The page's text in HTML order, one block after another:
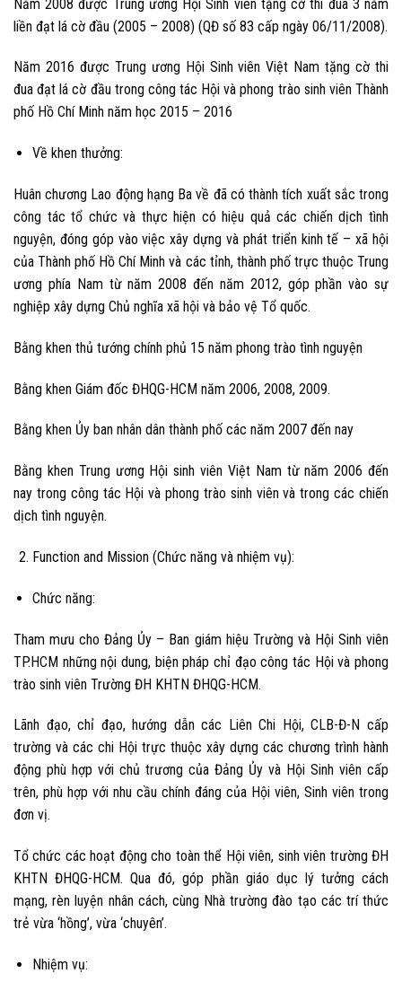
Năm 2008 được Trung ương Hội Sinh viên tặng cờ thi đua 3 năm
liền đạt lá cờ đầu (2005 – 2008) (QĐ số 83 cấp ngày 06/11/2008).
Năm 2016 được Trung ương Hội Sinh viên Việt Nam tặng cờ thi
đua đạt lá cờ đầu trong công tác Hội và phong trào sinh viên Thành
phố Hồ Chí Minh năm học 2015 – 2016
Về khen thưởng:
Huân chương Lao động hạng Ba về đã có thành tích xuất sắc trong
công tác tổ chức và thực hiện có hiệu quả các chiến dịch tình
nguyện, đóng góp vào việc xây dựng và phát triển kinh tế – xã hội
của Thành phố Hồ Chí Minh và các tỉnh, thành phố trực thuộc Trung
ương phía Nam từ năm 2008 đến năm 2012, góp phần vào sự
nghiệp xây dựng Chủ nghĩa xã hội và bảo vệ Tổ quốc.
Bằng khen thủ tướng chính phủ 15 năm phong trào tình nguyện
Bằng khen Giám đốc ĐHQG-HCM năm 2006, 2008, 2009.
Bằng khen Ủy ban nhân dân thành phố các năm 2007 đến nay
Bằng khen Trung ương Hội sinh viên Việt Nam từ năm 2006 đến
nay trong công tác Hội và phong trào sinh viên và trong các chiến
dịch tình nguyện.
Function and Mission (Chức năng và nhiệm vụ):
Chức năng:
Tham mưu cho Đảng Ủy – Ban giám hiệu Trường và Hội Sinh viên
TP.HCM những nội dung, biện pháp chỉ đạo công tác Hội và phong
trào sinh viên Trường ĐH KHTN ĐHQG-HCM.
Lãnh đạo, chỉ đạo, hướng dẫn các Liên Chi Hội, CLB-Đ-N cấp
trường và các chi Hội trực thuộc xây dựng các chương trình hành
động phù hợp với chủ trương của Đảng Ủy và Hội Sinh viên cấp
trên, phù hợp với nhu cầu chính đáng của Hội viên, Sinh viên trong
đơn vị.
Tổ chức các hoạt động cho toàn thể Hội viên, sinh viên trường ĐH
KHTN ĐHQG-HCM. Qua đó, góp phần giáo dục lý tưởng cách
mạng, rèn luyện nhân cách, cùng Nhà trường đào tạo các trí thức
trẻ vừa ‘hồng’, vừa ‘chuyên’.
Nhiệm vụ: